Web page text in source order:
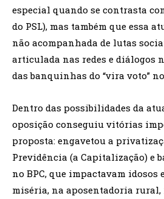
especial quando se contrasta
do PSL), mas também que essa
não acompanhada de lutas
articulada nas redes e diálogos
das banquinhas do “vira voto”
Dentro das possibilidades da
oposição conseguiu vitórias
proposta: engavetou a
Previdência (a Capitalização) e
no BPC, que impactavam idosos
miséria, na aposentadoria rural,